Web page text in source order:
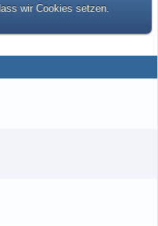
wir Cookies setzen.